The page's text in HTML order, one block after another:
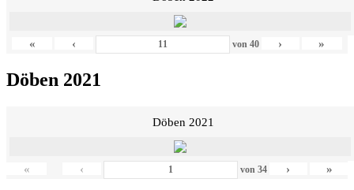
« ‹ von 40 › »
Döben 2021
Döben 2021
« ‹ von 34 › »